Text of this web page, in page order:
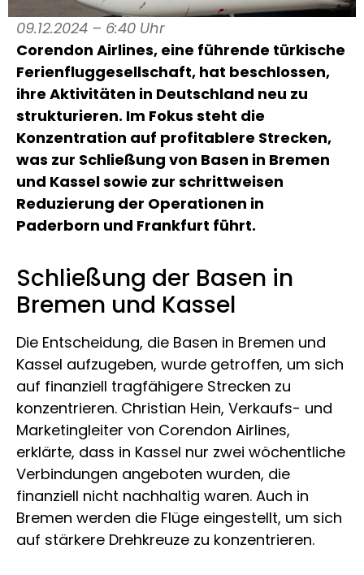
09.12.2024 – 6:40 Uhr
Corendon Airlines, eine führende türkische
Ferienfluggesellschaft, hat beschlossen,
ihre Aktivitäten in Deutschland neu zu
strukturieren. Im Fokus steht die
Konzentration auf profitablere Strecken,
was zur Schließung von Basen in Bremen
und Kassel sowie zur schrittweisen
Reduzierung der Operationen in
Paderborn und Frankfurt führt.
Schließung der Basen in
Bremen und Kassel
Die Entscheidung, die Basen in Bremen und
Kassel aufzugeben, wurde getroffen, um sich
auf finanziell tragfähigere Strecken zu
konzentrieren. Christian Hein, Verkaufs- und
Marketingleiter von Corendon Airlines,
erklärte, dass in Kassel nur zwei wöchentliche
Verbindungen angeboten wurden, die
finanziell nicht nachhaltig waren. Auch in
Bremen werden die Flüge eingestellt, um sich
auf stärkere Drehkreuze zu konzentrieren.